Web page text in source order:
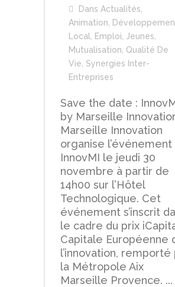
Dans Actualités
Animation
Local
Emploi Jeunes
Mutualisation Qualité De
Vie Synergies Inter-
Entreprises
Save the date :
by Marseille
Marseille Innovation
organise l’événement
InnovMI le jeudi 30
novembre à partir de
14h00 sur l’Hôtel
Technologique. Cet
événement s’inscrit
le cadre du prix
Capitale Européenne
l’innovation, remporté
la Métropole Aix
Marseille Provence. ...